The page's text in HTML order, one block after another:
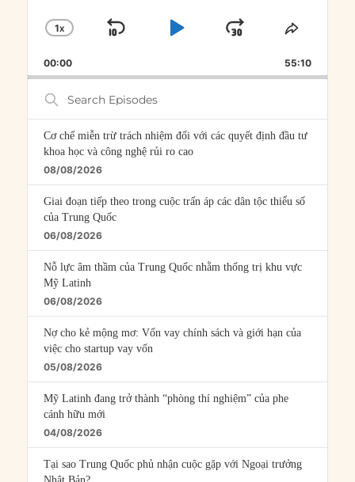
CHANGE
RATE
1X
SKIP
PLAYJUMP
FORWARD
SHARE
00:00 55:10
Search
Episodes
Cơ chế miễn trừ trách nhiệm đối với các quyết định đầu tư
khoa học và công nghệ rủi ro cao
08/08/2026
Giai đoạn tiếp theo trong cuộc trấn áp các dân tộc thiểu số
của Trung Quốc
06/08/2026
Nỗ lực âm thầm của Trung Quốc nhằm thống trị khu vực
Mỹ Latinh
06/08/2026
Nợ cho kẻ mộng mơ: Vốn vay chính sách và giới hạn của
việc cho startup vay vốn
05/08/2026
Mỹ Latinh đang trở thành “phòng thí nghiệm” của phe
cánh hữu mới
04/08/2026
Tại sao Trung Quốc phủ nhận cuộc gặp với Ngoại trưởng